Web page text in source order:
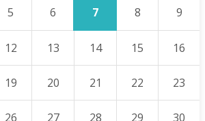
5 6 7 8 9
12 13 14 15 16
19 20 21 22 23
26 27 28 29 30